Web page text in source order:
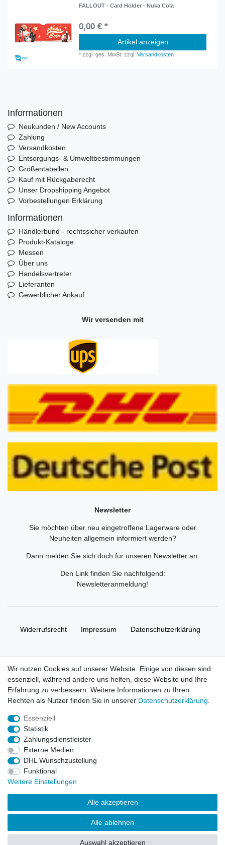
FALLOUT - Card Holder - Nuka Cola
0,00 € *
Artikel anzeigen
*zzgl. ges. MwSt. zzgl.Versandkosten
Informationen
Neukunden / New Accounts
Zahlung
Versandkosten
Entsorgungs- & Umweltbestimmungen
Größentabellen
Kauf mit Rückgaberecht
Unser Dropshipping Angebot
Vorbestellungen Erklärung
Informationen
Händlerbund - rechtssicher verkaufen
Produkt-Kataloge
Messen
Über uns
Handelsvertreter
Lieferanten
Gewerblicher Ankauf
Wir versenden mit
Newsletter
Sie möchten über neu eingetroffene Lagerware oder
Neuheiten allgemein informiert werden?
Dann melden Sie sich doch für unseren Newsletter an.
Den Link finden Sie nachfolgend:
Newsletteranmeldung!
Widerrufs­recht Impressum Daten­schutz­erklärung
© Copyright 2026 | Alle Rechte vorbehalten. HL-
Handelsgesellschaft mbH.
Alle Markennamen, Warenzeichen sowie sämtliche Produktbilder
und Beschreibungen sind Eigentum Ihrer rechtmäßigen
Eigentümer und dienen hier nur der Beschreibung.
Preise nur für registrierte Händler, ansonsten zeigt der Shop 0,00
€
LEGO, das LEGO Logo, die Minifigur, DUPLO, LEGENDS OF
CHIMA, NINJAGO, BIONICLE, MINDSTORMS und MIXELS sind
urheberrechtlich geschützte Markenzeichen der LEGO Gruppe.
Wir nutzen Cookies auf unserer Website. Einige von diesen sind
essenziell, während andere uns helfen, diese Website und Ihre
Erfahrung zu verbessern. Weitere Informationen zu Ihren
Rechten als Nutzer finden Sie in unserer Daten­schutz­erklärung
Essenziell
Statistik
Zahlungsdienstleister
Externe Medien
DHL Wunschzustellung
Funktional
Weitere Einstellungen
Alle akzeptieren
Alle ablehnen
Auswahl akzeptieren